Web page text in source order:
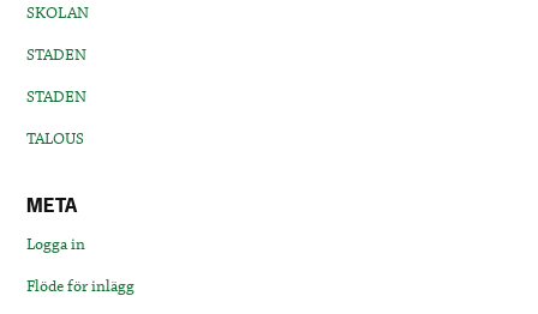
SKOLAN
STADEN
STADEN
TALOUS
META
Logga in
Flöde för inlägg